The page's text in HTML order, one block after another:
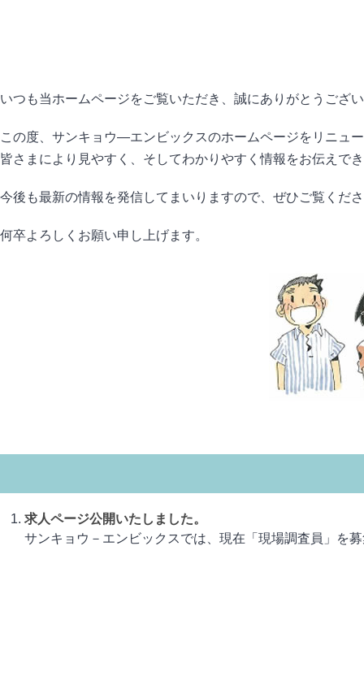
いつも当ホームページをご覧いただき、誠にありがとうござ
この度、サンキョウ―エンビックスのホームページをリニュ
皆さまにより見やすく、そしてわかりやすく情報をお伝えで
今後も最新の情報を発信してまいりますので、ぜひご覧くだ
何卒よろしくお願い申し上げます。
求人ページ公開いたしました。
サンキョウ－エンビックスでは、現在「現場調査員」を